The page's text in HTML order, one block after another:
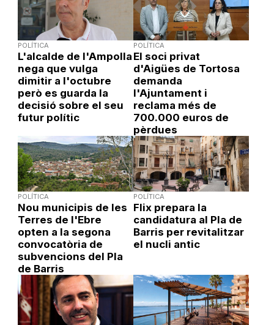
POLÍTICA
L'alcalde de l'Ampolla
nega que vulga
dimitir a l'octubre
però es guarda la
decisió sobre el seu
futur polític
POLÍTICA
El soci privat
d'Aigües de Tortosa
demanda
l'Ajuntament i
reclama més de
700.000 euros de
pèrdues
POLÍTICA
Nou municipis de les
Terres de l'Ebre
opten a la segona
convocatòria de
subvencions del Pla
de Barris
POLÍTICA
Flix prepara la
candidatura al Pla de
Barris per revitalitzar
el nucli antic